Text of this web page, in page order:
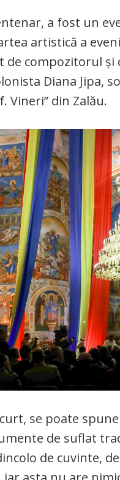
a fost un
artistică a
de compozitorul
Diana Jipa,
Vineri” din Zalău.
se poate
de suflat
de cuvinte,